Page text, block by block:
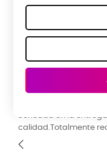
Raquel
La tienda ideal
calidad y precio.